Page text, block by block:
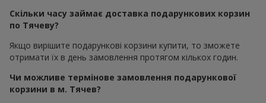
Скільки часу займає доставка подарункових корзин
по Тячеву?
Якщо вирішите подарункові корзини купити, то зможете
отримати їх в день замовлення протягом кількох годин.
Чи можливе термінове замовлення подарункової
корзини в м. Тячев?